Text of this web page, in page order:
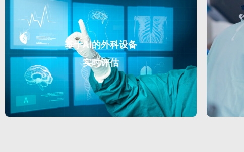
基于AI的外科设备
实时评估